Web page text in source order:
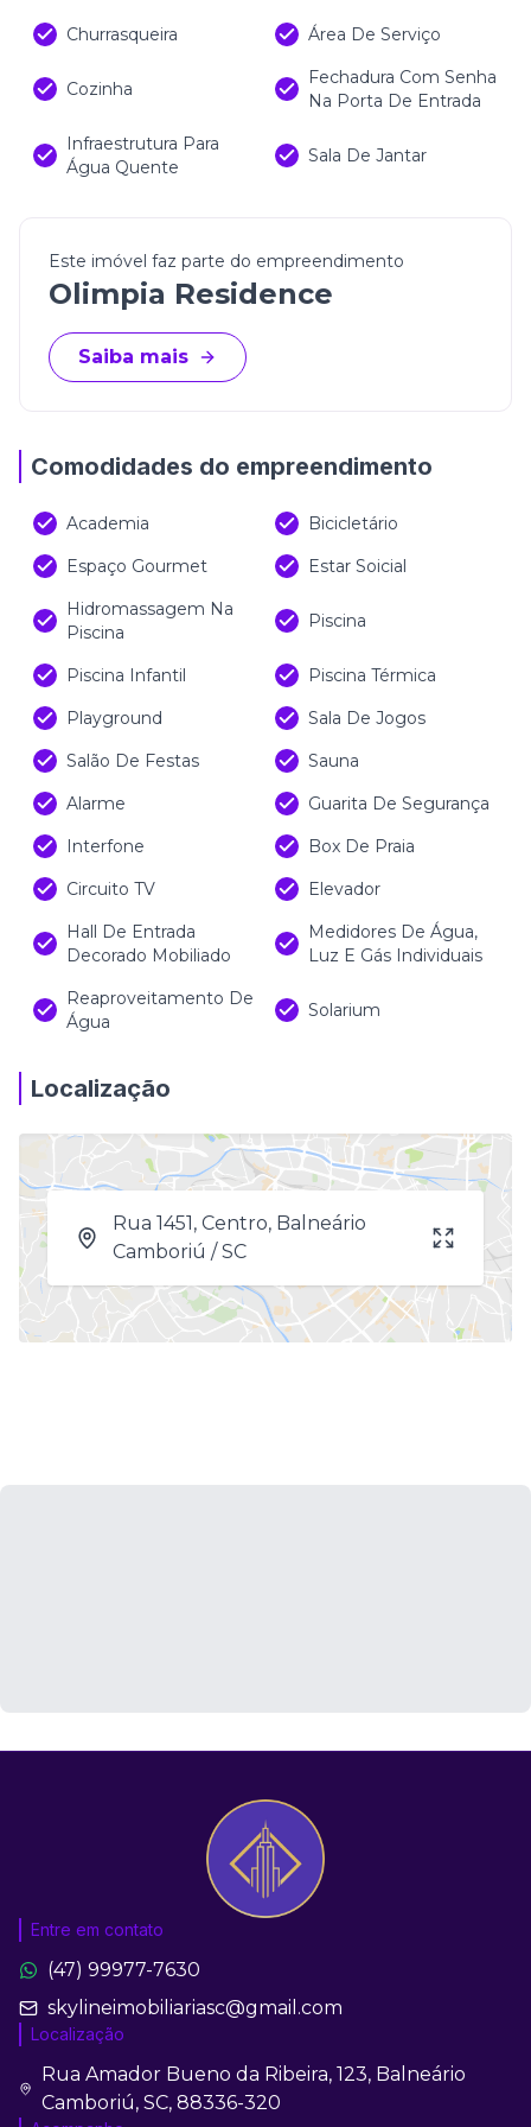
dos destinos mais valorizados do Brasil.
Churrasqueira
Área De Serviço
Cozinha
Fechadura Com Senha
Na Porta De Entrada
Infraestrutura Para
Água Quente
Sala De Jantar
Este imóvel faz parte do empreendimento
Olimpia Residence
Saiba mais
Comodidades do empreendimento
Academia
Bicicletário
Espaço Gourmet
Estar Soicial
Hidromassagem Na
Piscina
Piscina
Piscina Infantil
Piscina Térmica
Playground
Sala De Jogos
Salão De Festas
Sauna
Alarme
Guarita De Segurança
Interfone
Box De Praia
Circuito TV
Elevador
Hall De Entrada
Decorado Mobiliado
Medidores De Água,
Luz E Gás Individuais
Reaproveitamento De
Água
Solarium
Localização
Rua 1451, Centro, Balneário
Camboriú / SC
Entre em contato
(47) 99977-7630
skylineimobiliariasc@gmail.com
Localização
Rua Amador Bueno da Ribeira, 123, Balneário
Camboriú, SC, 88336-320